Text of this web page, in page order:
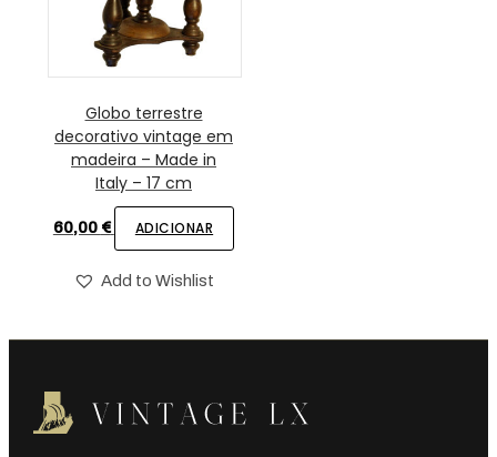
Globo terrestre
decorativo vintage em
madeira – Made in
Italy – 17 cm
60,00 € ADICIONAR
Add to Wishlist